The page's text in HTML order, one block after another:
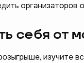
организаторов
себя от
изучите
❤️